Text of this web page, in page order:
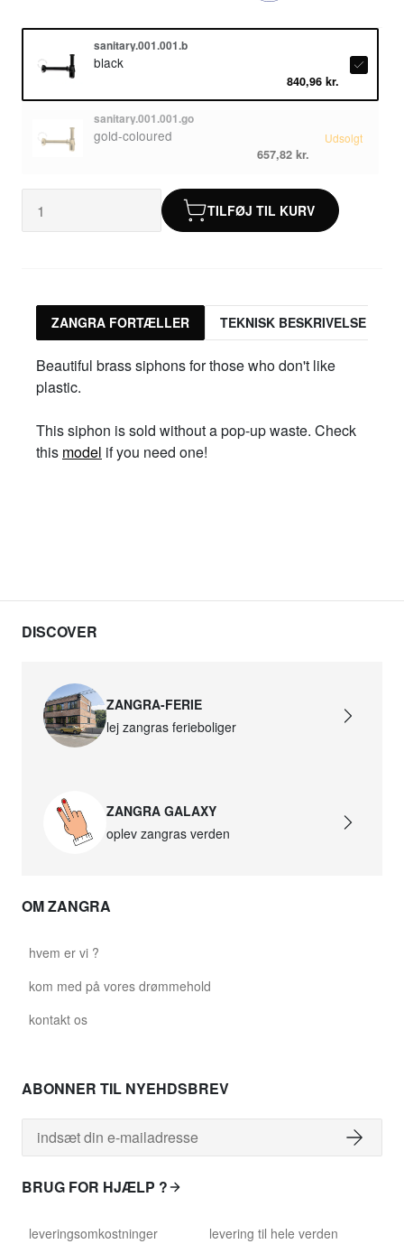
sanitary.001.001.b
black
840,96 kr.
sanitary.001.001.go
gold-coloured
657,82 kr.
Udsolgt
TILFØJ TIL KURV
ZANGRA FORTÆLLER TEKNISK BESKRIVELSE
Beautiful brass siphons for those who don't like
plastic.
This siphon is sold without a pop-up waste. Check
this model if you need one!
DISCOVER
ZANGRA-FERIE
lej zangras ferieboliger
ZANGRA GALAXY
oplev zangras verden
OM ZANGRA
hvem er vi ?
kom med på vores drømmehold
kontakt os
ABONNER TIL NYEHDSBREV
BRUG FOR HJÆLP ?
leveringsomkostninger levering til hele verden